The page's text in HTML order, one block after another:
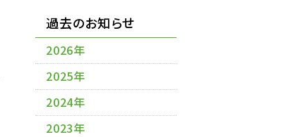
過去のお知らせ
2026年
2025年
2024年
2023年